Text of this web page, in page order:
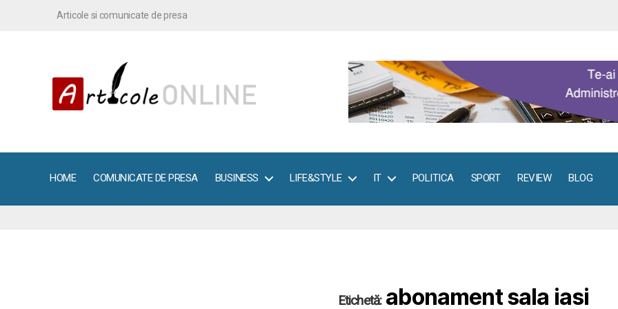
Articole si comunicate de presa
HOME COMUNICATE DE PRESA BUSINESS LIFE&STYLE IT POLITICA SPORT REVIEW BLOG
Etichetă: abonament sala iasi